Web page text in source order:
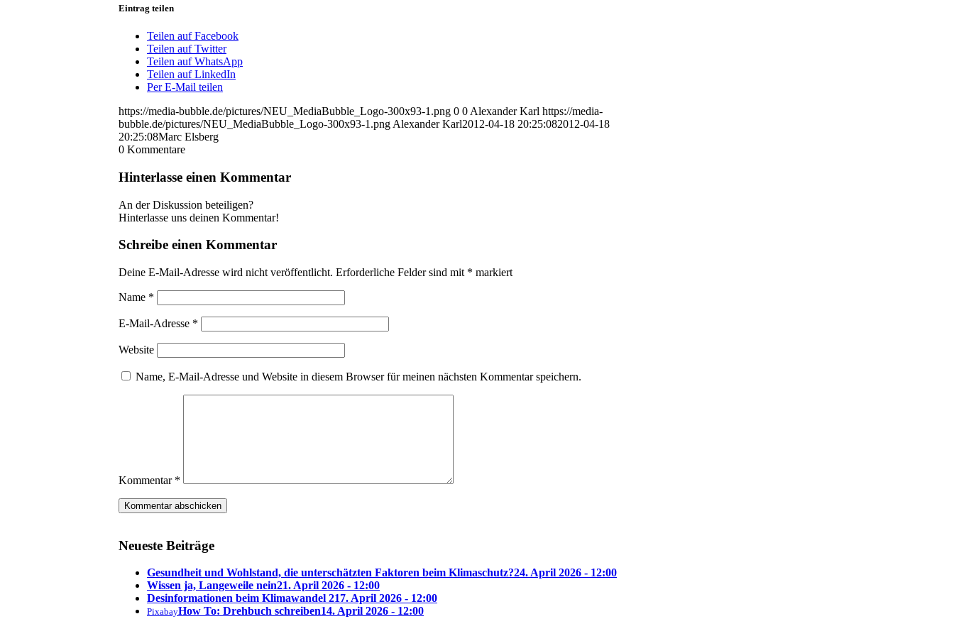
Eintrag teilen
Teilen auf Facebook
Teilen auf Twitter
Teilen auf WhatsApp
Teilen auf LinkedIn
Per E-Mail teilen
https://media-bubble.de/pictures/NEU_MediaBubble_Logo-300x93-1.png 0 0 Alexander Karl https://media-
bubble.de/pictures/NEU_MediaBubble_Logo-300x93-1.png Alexander Karl2012-04-18 20:25:082012-04-18
20:25:08Marc Elsberg
0 Kommentare
Hinterlasse einen Kommentar
An der Diskussion beteiligen?
Hinterlasse uns deinen Kommentar!
Schreibe einen Kommentar
Deine E-Mail-Adresse wird nicht veröffentlicht. Erforderliche Felder sind mit * markiert
Name *
E-Mail-Adresse *
Website
Name, E-Mail-Adresse und Website in diesem Browser für meinen nächsten Kommentar speichern.
Kommentar *
Neueste Beiträge
Gesundheit und Wohlstand, die unterschätzten Faktoren beim Klimaschutz?24. April 2026 - 12:00
Wissen ja, Langeweile nein21. April 2026 - 12:00
Desinformationen beim Klimawandel 217. April 2026 - 12:00
PixabayHow To: Drehbuch schreiben14. April 2026 - 12:00